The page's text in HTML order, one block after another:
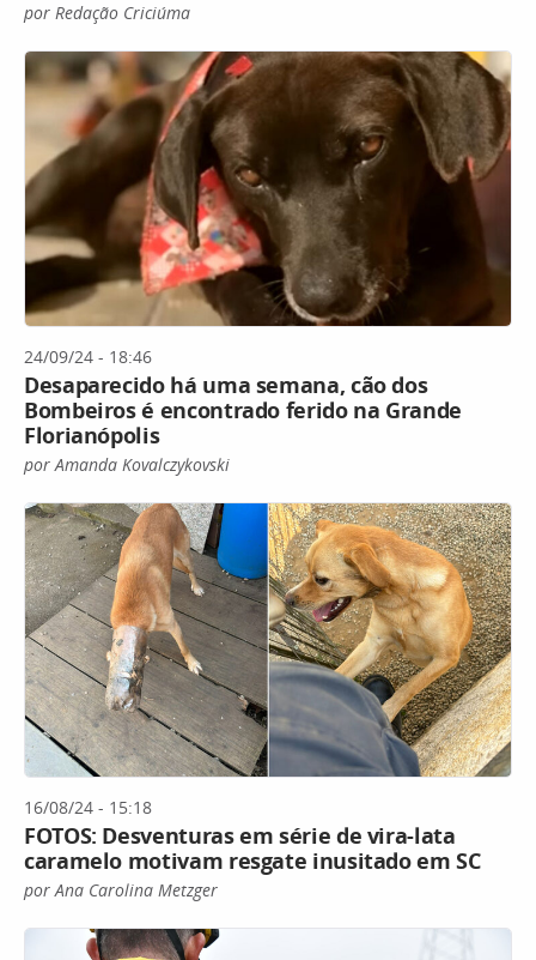
por Redação Criciúma
24/09/24 - 18:46
Desaparecido há uma semana, cão dos
Bombeiros é encontrado ferido na Grande
Florianópolis
por Amanda Kovalczykovski
16/08/24 - 15:18
FOTOS: Desventuras em série de vira-lata
caramelo motivam resgate inusitado em SC
por Ana Carolina Metzger